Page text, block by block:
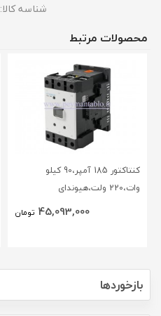
شناسه کالا:
محصولات مرتبط
کنتاکتور 185 آمپر،90 کیلو
وات،220 ولت،هیوندای
45,093,000 تومان
بازخوردها